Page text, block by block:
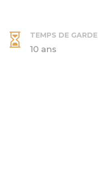
 TEMPS DE GARDE
10 ans